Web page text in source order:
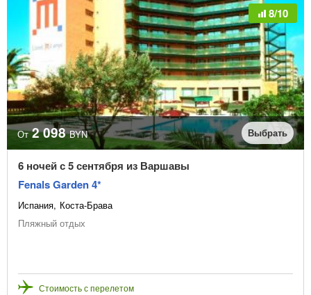
8/10
От 2 098 BYN Выбрать
6 ночей с 5 сентября из Варшавы
Fenals Garden 4*
Испания Коста-Брава
Пляжный отдых
Стоимость с перелетом